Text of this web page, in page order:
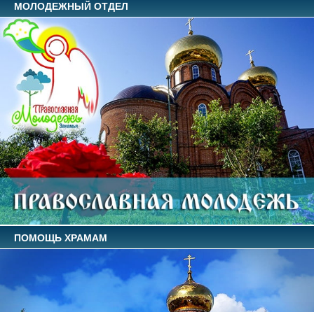
МОЛОДЕЖНЫЙ ОТДЕЛ
ПОМОЩЬ ХРАМАМ